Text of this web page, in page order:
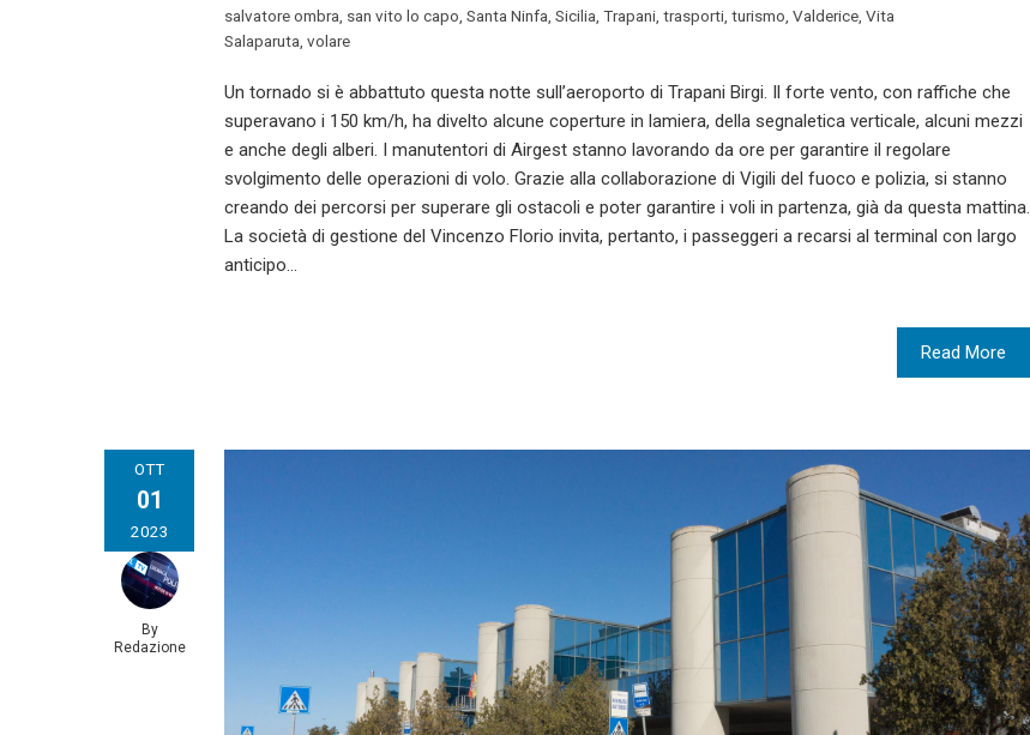
salvatore ombra san vito lo capo Santa Ninfa Sicilia Trapani trasporti turismo Valderice Vita
Salaparuta volare
Un tornado si è abbattuto questa notte sull’aeroporto di Trapani Birgi. Il forte vento, con raffiche che
superavano i 150 km/h, ha divelto alcune coperture in lamiera, della segnaletica verticale, alcuni mezzi
e anche degli alberi. I manutentori di Airgest stanno lavorando da ore per garantire il regolare
svolgimento delle operazioni di volo. Grazie alla collaborazione di Vigili del fuoco e polizia, si stanno
creando dei percorsi per superare gli ostacoli e poter garantire i voli in partenza, già da questa mattina.
La società di gestione del Vincenzo Florio invita, pertanto, i passeggeri a recarsi al terminal con largo
anticipo…
Read More
OTT
01
2023
By
Redazione